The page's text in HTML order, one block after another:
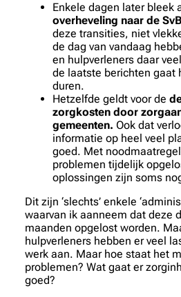
Enkele dagen later bleek
overheveling naar de SvB
deze transities, niet
de dag van vandaag
en hulpverleners daar
de laatste berichten gaat
duren.
Hetzelfde geldt voor de
zorgkosten door
gemeenten. Ook dat
informatie op heel veel
goed. Met
problemen tijdelijk
oplossingen zijn soms
Dit zijn ‘slechts’ enkele
waarvan ik aanneem dat deze
maanden opgelost worden.
hulpverleners hebben er veel
werk aan. Maar hoe staat het
problemen? Wat gaat er
goed?